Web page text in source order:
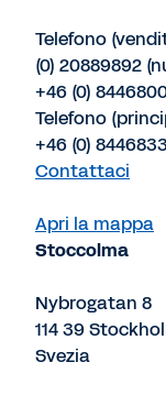
Telefono
(0) 20889892
+46 (0)
Telefono
+46 (0)
Contattaci
Apri la mappa
Stoccolma
Nybrogatan 8
114 39
Svezia